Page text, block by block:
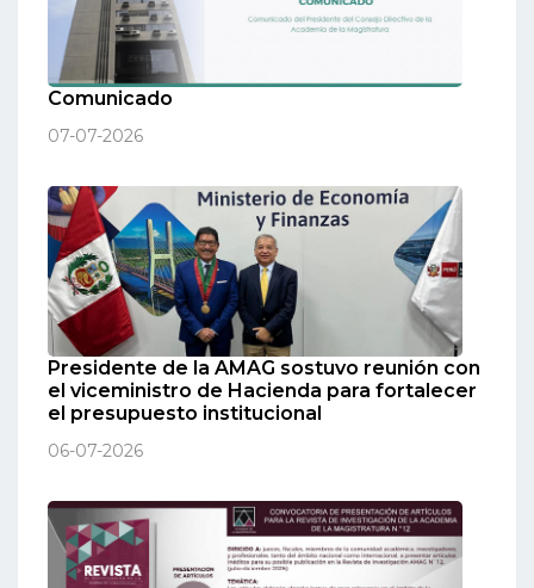
Comunicado
07-07-2026
Presidente de la AMAG sostuvo reunión con
el viceministro de Hacienda para fortalecer
el presupuesto institucional
06-07-2026